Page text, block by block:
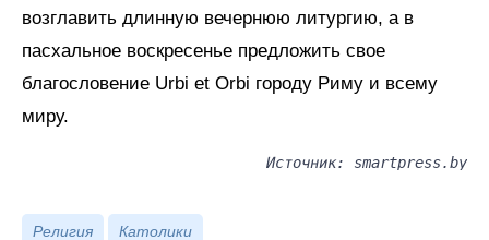
возглавить длинную вечернюю литургию, а в
пасхальное воскресенье предложить свое
благословение Urbi et Orbi городу Риму и всему
миру.
Источник: smartpress.by
Религия Католики